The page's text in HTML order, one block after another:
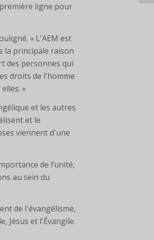
ligne pour
« L'AEM est
la principale raison
des personnes qui
droits de l'homme
»
et les autres
et le
viennent d'une
de l’unité,
au sein du
de l'évangélisme,
Jésus et l'Évangile.